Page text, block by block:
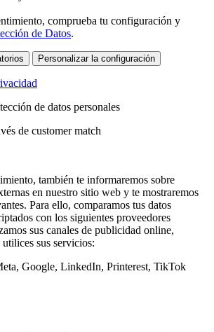
comprueba tu configuración y
de Datos.
Personalizar la configuración
de datos personales
de customer match
también te informaremos sobre
en nuestro sitio web y te mostraremos
Para ello, comparamos tus datos
con los siguientes proveedores
sus canales de publicidad online,
sus servicios:
Google, LinkedIn, Printerest, TikTok